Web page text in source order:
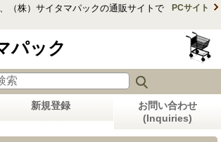
（株）サイタマパックの通販サイトで
PCサイト
パック
新規登録
お問い合わせ
(Inquiries)